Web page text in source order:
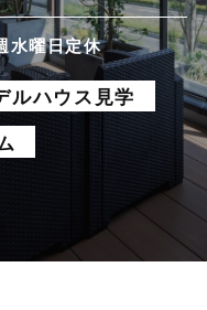
水曜日定休
ルハウス見学